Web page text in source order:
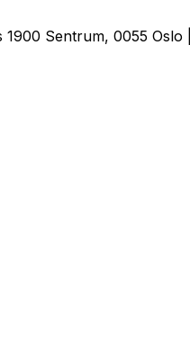
1900 Sentrum, 0055